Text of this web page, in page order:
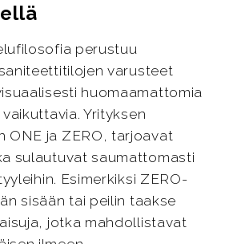
perustuu
varusteet
huomaamattomia
Yrityksen
ONE ja ZERO, tarjoavat
sulautuvat saumattomasti
Esimerkiksi ZERO-
sisään tai peilin taakse
jotka mahdollistavat